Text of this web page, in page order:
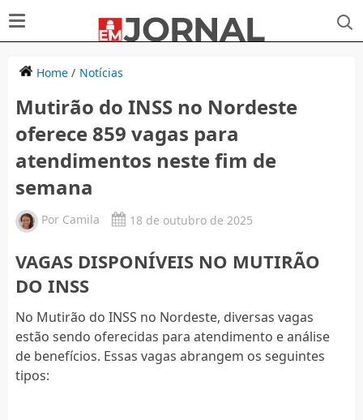
Home/ Notícias
Mutirão do INSS no Nordeste
oferece 859 vagas para
atendimentos neste fim de
semana
Por Camila 18 de outubro de 2025
VAGAS DISPONÍVEIS NO MUTIRÃO
DO INSS
No Mutirão do INSS no Nordeste, diversas vagas
estão sendo oferecidas para atendimento e análise
de benefícios. Essas vagas abrangem os seguintes
tipos: